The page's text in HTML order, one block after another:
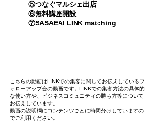
⑤つなぐマルシェ出店
⑥無料講座開設
⑦SASAEAI LINK matching
こちらの動画はLINKでの集客に関してお伝えしているフ
ォローアップ会の動画です。LINKでの集客方法の具体的
な使い方や、ビジネスコミュニティの勝ち方等について
お伝えしています。
動画の説明欄にコンテンツごとに時間分けしていますの
でご利用ください。